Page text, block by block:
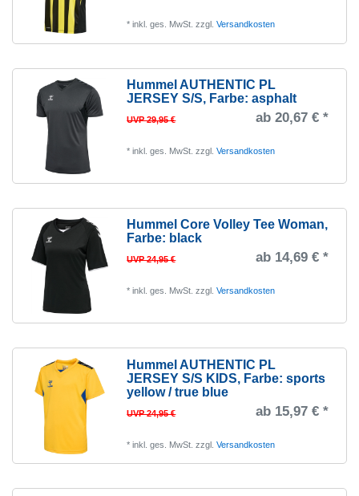
*inkl. ges. MwSt. zzgl.Versandkosten
Hummel AUTHENTIC PL
JERSEY S/S, Farbe: asphalt
UVP 29,95 € ab 20,67 € *
*inkl. ges. MwSt. zzgl.Versandkosten
Hummel Core Volley Tee Woman,
Farbe: black
UVP 24,95 € ab 14,69 € *
*inkl. ges. MwSt. zzgl.Versandkosten
Hummel AUTHENTIC PL
JERSEY S/S KIDS, Farbe: sports
yellow / true blue
UVP 24,95 € ab 15,97 € *
*inkl. ges. MwSt. zzgl.Versandkosten